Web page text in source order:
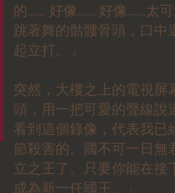
的…… 好像…… 好像……太可
跳著舞的骷髏骨頭，口中
起立打。」
突然，大樓之上的電視屏
頭，用一把可愛的聲線說
看到這個錄像，代表我已
節殺害的。國不可一日無
立之王了。只要你能在接
成為新一任國王。」